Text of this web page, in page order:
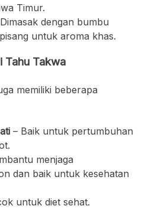
Timur.
dengan bumbu
untuk aroma khas.
Tahu Takwa
memiliki beberapa
– Baik untuk pertumbuhan
menjaga
dan baik untuk kesehatan
untuk diet sehat.